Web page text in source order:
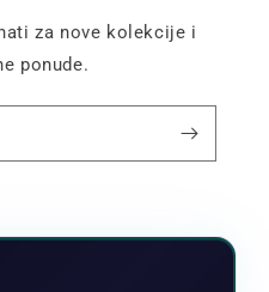
za nove kolekcije i
ponude.